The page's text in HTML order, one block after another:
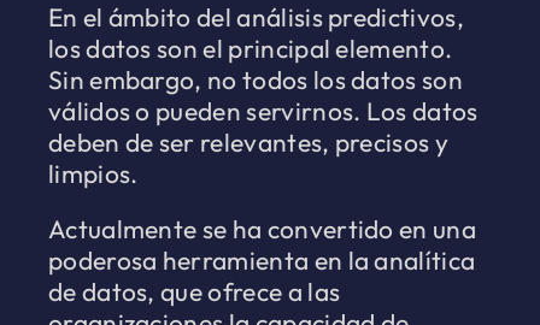
En el ámbito del análisis predictivos,
los datos son el principal elemento.
Sin embargo, no todos los datos son
válidos o pueden servirnos. Los datos
deben de ser relevantes, precisos y
limpios.
Actualmente se ha convertido en una
poderosa herramienta en la analítica
de datos, que ofrece a las